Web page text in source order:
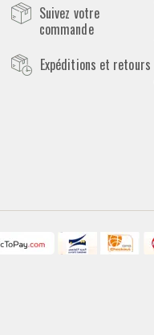
Suivez votre
commande
Expéditions et retours